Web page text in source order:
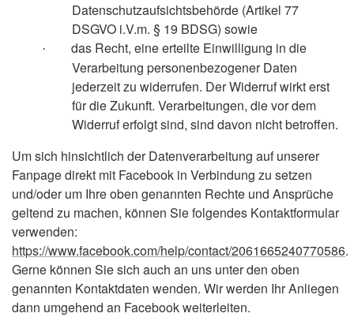
Datenschutzaufsichtsbehörde (Artikel 77
DSGVO i.V.m. § 19 BDSG) sowie
·
das Recht, eine erteilte Einwilligung in die
Verarbeitung personenbezogener Daten
jederzeit zu widerrufen. Der Widerruf wirkt erst
für die Zukunft. Verarbeitungen, die vor dem
Widerruf erfolgt sind, sind davon nicht betroffen.
Um sich hinsichtlich der Datenverarbeitung auf unserer
Fanpage direkt mit Facebook in Verbindung zu setzen
und/oder um Ihre oben genannten Rechte und Ansprüche
geltend zu machen, können Sie folgendes Kontaktformular
verwenden:
https://www.facebook.com/help/contact/2061665240770586.
Gerne können Sie sich auch an uns unter den oben
genannten Kontaktdaten wenden. Wir werden Ihr Anliegen
dann umgehend an Facebook weiterleiten.